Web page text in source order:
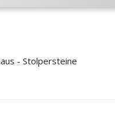
- Stolpersteine